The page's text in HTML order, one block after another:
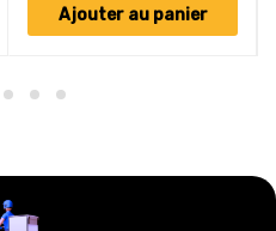
Ajouter au panier